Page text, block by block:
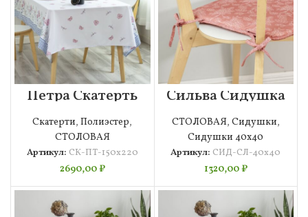
Петра Скатерть
150х220
Скатерти,Полиэстер,
СТОЛОВАЯ
Артикул: СК-ПТ-150х220
2690,00₽
Сильва Сидушка
40х40
СТОЛОВАЯ, Сидушки,
Сидушки 40х40
Артикул: СИД-СЛ-40х40
1320,00₽